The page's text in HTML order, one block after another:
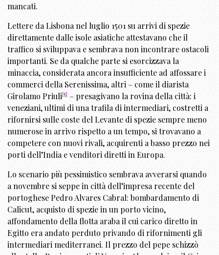
mancati.
Lettere da Lisbona nel luglio 1501 su arrivi di spezie
direttamente dalle isole asiatiche attestavano che il
traffico si sviluppava e sembrava non incontrare ostacoli
importanti. Se da qualche parte si esorcizzava la
minaccia, considerata ancora insufficiente ad affossare i
commerci della Serenissima, altri – come il diarista
Girolamo Priuli[5] – presagivano la rovina della città: i
veneziani, ultimi di una trafila di intermediari, costretti a
rifornirsi sulle coste del Levante di spezie sempre meno
numerose in arrivo rispetto a un tempo, si trovavano a
competere con nuovi rivali, acquirenti a basso prezzo nei
porti dell’India e venditori diretti in Europa.
Lo scenario più pessimistico sembrava avverarsi quando
a novembre si seppe in città dell’impresa recente del
portoghese Pedro Alvares Cabral: bombardamento di
Calicut, acquisto di spezie in un porto vicino,
affondamento della flotta araba il cui carico diretto in
Egitto era andato perduto privando di rifornimenti gli
intermediari mediterranei. Il prezzo del pepe schizzò